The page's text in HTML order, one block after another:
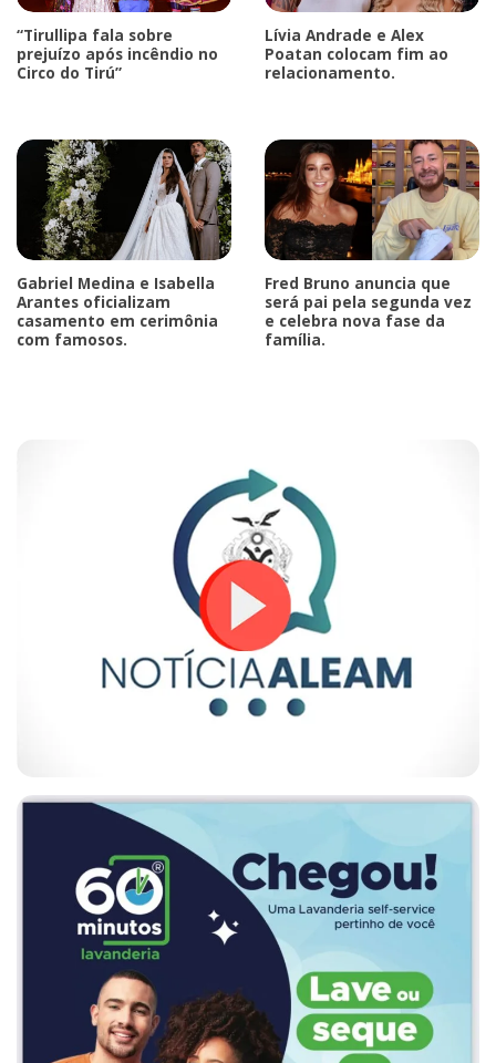
“Tirullipa fala sobre
prejuízo após incêndio no
Circo do Tirú”
Lívia Andrade e Alex
Poatan colocam fim ao
relacionamento.
Gabriel Medina e Isabella
Arantes oficializam
casamento em cerimônia
com famosos.
Fred Bruno anuncia que
será pai pela segunda vez
e celebra nova fase da
família.